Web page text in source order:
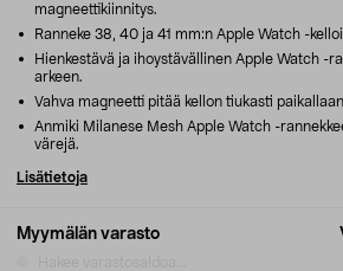
Myymälän varasto
magneettikiinnitys.
Ranneke 38, 40 ja 41 mm:n Apple Watch -
Hienkestävä ja ihoystävällinen Apple Watch -
arkeen.
Vahva magneetti pitää kellon tiukasti
Anmiki Milanese Mesh Apple Watch -
värejä.
Lisätietoja